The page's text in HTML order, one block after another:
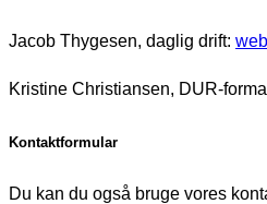
Jacob Thygesen, daglig drift:
Kristine Christiansen, DUR-
Kontaktformular
Du kan du også bruge vores